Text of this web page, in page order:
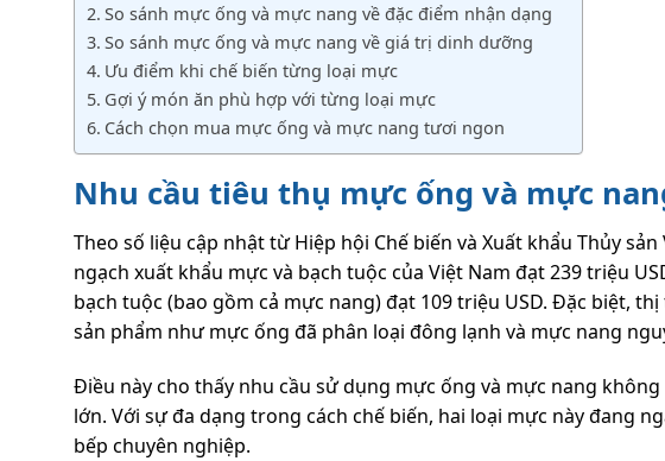
So sánh mực ống và mực nang về đặc điểm nhận dạng
So sánh mực ống và mực nang về giá trị dinh dưỡng
Ưu điểm khi chế biến từng loại mực
Gợi ý món ăn phù hợp với từng loại mực
Cách chọn mua mực ống và mực nang tươi ngon
Nhu cầu tiêu thụ mực ống và mực
Theo số liệu cập nhật từ Hiệp hội Chế biến và Xuất khẩu Thủy
ngạch xuất khẩu mực và bạch tuộc của Việt Nam đạt 239 triệu
bạch tuộc (bao gồm cả mực nang) đạt 109 triệu USD. Đặc biệt,
sản phẩm như mực ống đã phân loại đông lạnh và mực nang
Điều này cho thấy nhu cầu sử dụng mực ống và mực nang
lớn. Với sự đa dạng trong cách chế biến, hai loại mực này đang
bếp chuyên nghiệp.